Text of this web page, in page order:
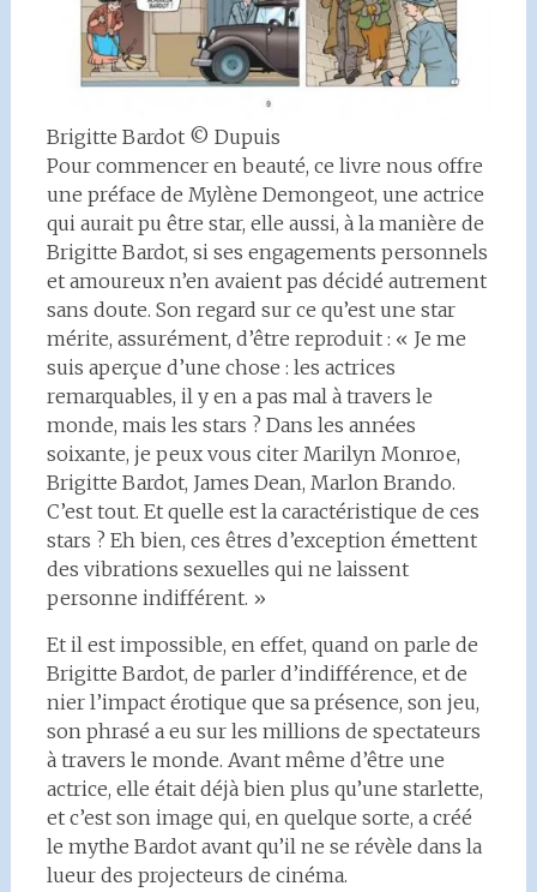
Brigitte Bardot © Dupuis
Pour commencer en beauté, ce livre nous offre
une préface de Mylène Demongeot, une actrice
qui aurait pu être star, elle aussi, à la manière de
Brigitte Bardot, si ses engagements personnels
et amoureux n’en avaient pas décidé autrement
sans doute. Son regard sur ce qu’est une star
mérite, assurément, d’être reproduit : « Je me
suis aperçue d’une chose : les actrices
remarquables, il y en a pas mal à travers le
monde, mais les stars ? Dans les années
soixante, je peux vous citer Marilyn Monroe,
Brigitte Bardot, James Dean, Marlon Brando.
C’est tout. Et quelle est la caractéristique de ces
stars ? Eh bien, ces êtres d’exception émettent
des vibrations sexuelles qui ne laissent
personne indifférent. »
Et il est impossible, en effet, quand on parle de
Brigitte Bardot, de parler d’indifférence, et de
nier l’impact érotique que sa présence, son jeu,
son phrasé a eu sur les millions de spectateurs
à travers le monde. Avant même d’être une
actrice, elle était déjà bien plus qu’une starlette,
et c’est son image qui, en quelque sorte, a créé
le mythe Bardot avant qu’il ne se révèle dans la
lueur des projecteurs de cinéma.